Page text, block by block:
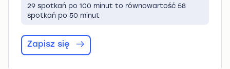
29 spotkań po 100 minut to równowartość 58
spotkań po 50 minut
Zapisz się